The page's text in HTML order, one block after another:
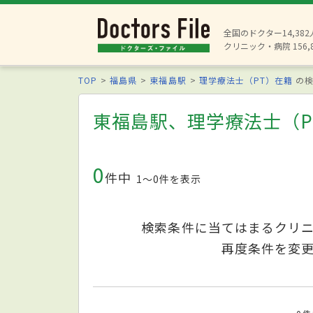
全国のドクター14,382
クリニック・病院
TOP 福島県 東福島駅 理学療法士（PT）在籍 の
東福島駅、理学療法士（
0件中 1〜0件を表示
検索条件に当てはまるクリ
再度条件を変